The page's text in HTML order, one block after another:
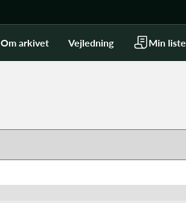
Om arkivet Vejledning Min liste